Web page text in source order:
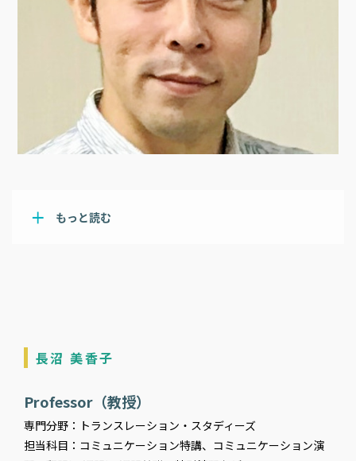
もっと読む
長沼 美香子
Professor（教授）
専門分野：トランスレーション・スタディーズ
担当科目：コミュニケーション特講、コミュニケーション演